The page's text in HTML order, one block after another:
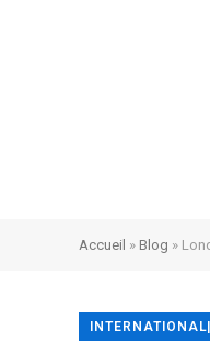
Accueil » Blog »